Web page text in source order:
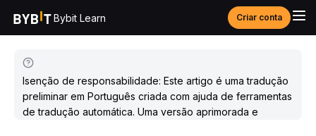
Bybit Learn Criar conta
Isenção de responsabilidade: Este artigo é uma tradução
preliminar em Português criada com ajuda de ferramentas
de tradução automática. Uma versão aprimorada e